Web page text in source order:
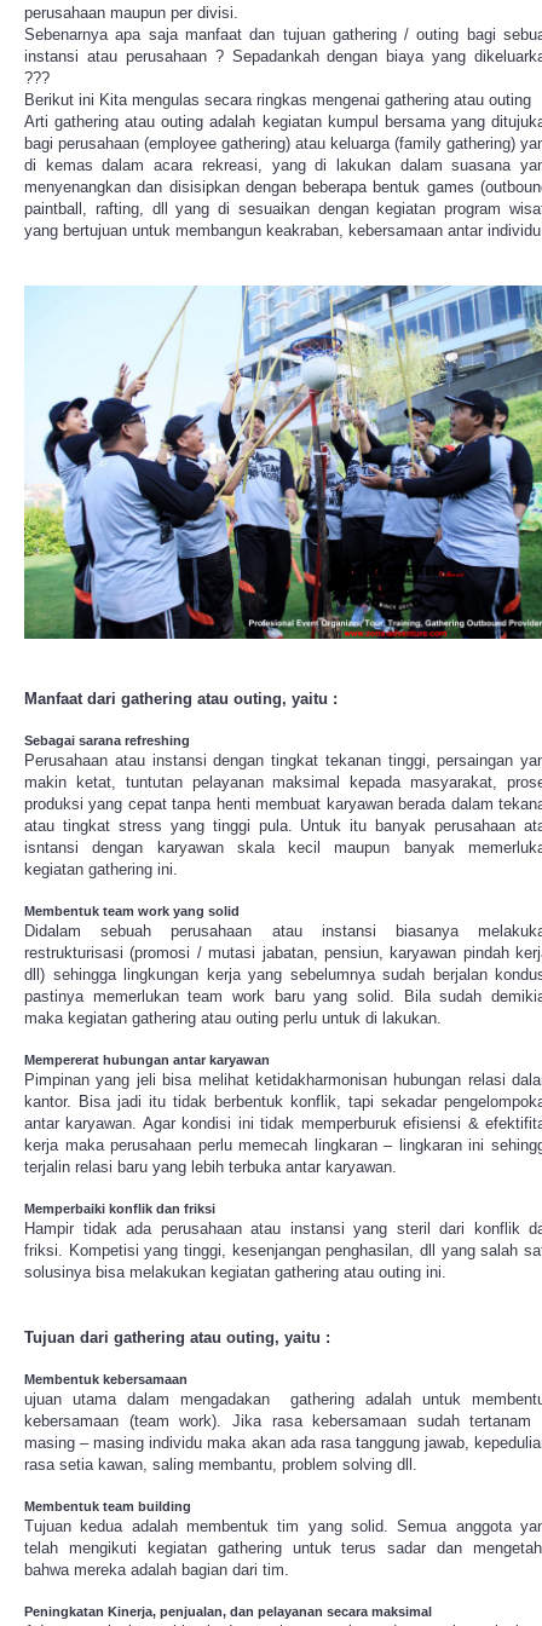
perusahaan maupun per divisi.
Sebenarnya apa saja manfaat dan tujuan gathering / outing bagi
instansi atau perusahaan ? Sepadankah dengan biaya yang
???
Berikut ini Kita mengulas secara ringkas mengenai gathering atau outing
Arti gathering atau outing adalah kegiatan kumpul bersama yang
bagi perusahaan (employee gathering) atau keluarga (family gathering)
di kemas dalam acara rekreasi, yang di lakukan dalam suasana
menyenangkan dan disisipkan dengan beberapa bentuk games
paintball, rafting, dll yang di sesuaikan dengan kegiatan program
yang bertujuan untuk membangun keakraban, kebersamaan antar
Manfaat dari gathering atau outing, yaitu :
Sebagai sarana refreshing
Perusahaan atau instansi dengan tingkat tekanan tinggi, persaingan
makin ketat, tuntutan pelayanan maksimal kepada masyarakat,
produksi yang cepat tanpa henti membuat karyawan berada dalam
atau tingkat stress yang tinggi pula. Untuk itu banyak perusahaan
isntansi dengan karyawan skala kecil maupun banyak
kegiatan gathering ini.
Membentuk team work yang solid
Didalam sebuah perusahaan atau instansi biasanya
restrukturisasi (promosi / mutasi jabatan, pensiun, karyawan pindah
dll) sehingga lingkungan kerja yang sebelumnya sudah berjalan
pastinya memerlukan team work baru yang solid. Bila sudah
maka kegiatan gathering atau outing perlu untuk di lakukan.
Mempererat hubungan antar karyawan
Pimpinan yang jeli bisa melihat ketidakharmonisan hubungan relasi
kantor. Bisa jadi itu tidak berbentuk konflik, tapi sekadar
antar karyawan. Agar kondisi ini tidak memperburuk efisiensi &
kerja maka perusahaan perlu memecah lingkaran – lingkaran ini
terjalin relasi baru yang lebih terbuka antar karyawan.
Memperbaiki konflik dan friksi
Hampir tidak ada perusahaan atau instansi yang steril dari konflik
friksi. Kompetisi yang tinggi, kesenjangan penghasilan, dll yang salah
solusinya bisa melakukan kegiatan gathering atau outing ini.
Tujuan dari gathering atau outing, yaitu :
Membentuk kebersamaan
ujuan utama dalam mengadakan gathering adalah untuk
kebersamaan (team work). Jika rasa kebersamaan sudah tertanam
masing – masing individu maka akan ada rasa tanggung jawab,
rasa setia kawan, saling membantu, problem solving dll.
Membentuk team building
Tujuan kedua adalah membentuk tim yang solid. Semua anggota
telah mengikuti kegiatan gathering untuk terus sadar dan
bahwa mereka adalah bagian dari tim.
Peningkatan Kinerja, penjualan, dan pelayanan secara maksimal